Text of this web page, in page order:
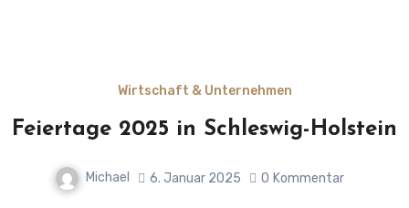
Wirtschaft & Unternehmen
Feiertage 2025 in Schleswig-Holstein
Michael 6. Januar 2025 0 Kommentar